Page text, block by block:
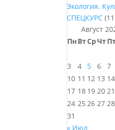
Экология.
СПЕЦКУРС
Август
ПнВтСрЧт
3
4 5 6 7
10 11 12 13 14
17 18 19 20 21
24 25 26 27 28
31
« Июл